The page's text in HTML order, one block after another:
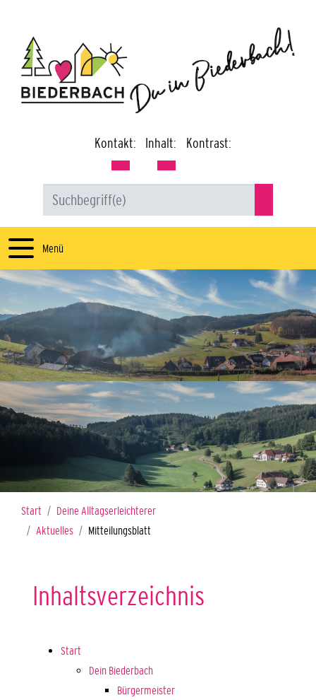
Kontakt: Inhalt: Kontrast:
Menü
Start
Deine Alltagserleichterer
Aktuelles
Mitteilungsblatt
Inhaltsverzeichnis
Start
Dein Biederbach
Bürgermeister